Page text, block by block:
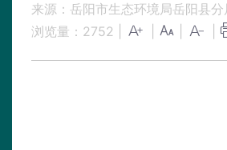
来源：岳阳市生态环境局岳阳县分
浏览量： 2752